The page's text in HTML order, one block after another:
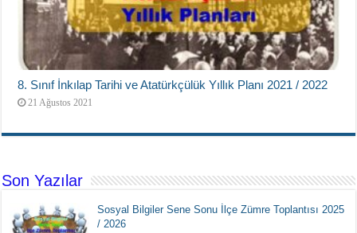
8. Sınıf İnkılap Tarihi ve Atatürkçülük Yıllık Planı 2021 / 2022
21 Ağustos 2021
Son Yazılar
Sosyal Bilgiler Sene Sonu İlçe Zümre Toplantısı 2025
/ 2026